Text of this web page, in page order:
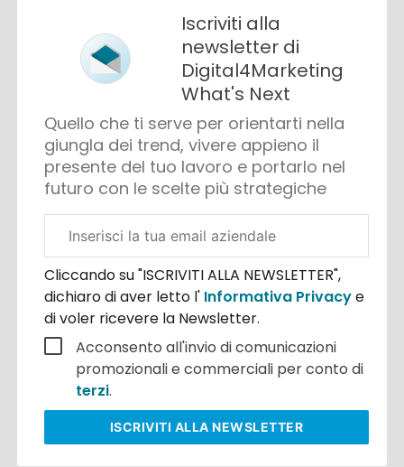
Iscriviti alla
newsletter di
Digital4Marketing
What's Next
Quello che ti serve per orientarti nella
giungla dei trend, vivere appieno il
presente del tuo lavoro e portarlo nel
futuro con le scelte più strategiche
aziendale
Cliccando su "ISCRIVITI ALLA NEWSLETTER",
dichiaro di aver letto l' Informativa Privacye
di voler ricevere la Newsletter.
Acconsento all'invio di comunicazioni
promozionali e commerciali per conto di
terzi.
ISCRIVITI ALLA NEWSLETTER